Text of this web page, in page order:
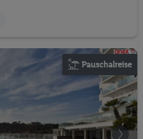
Pauschalreise